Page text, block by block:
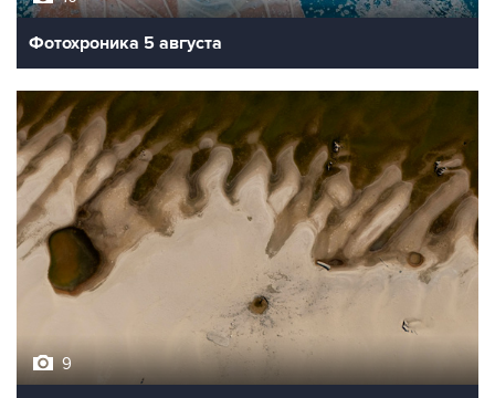
Фотохроника 5 августа
9